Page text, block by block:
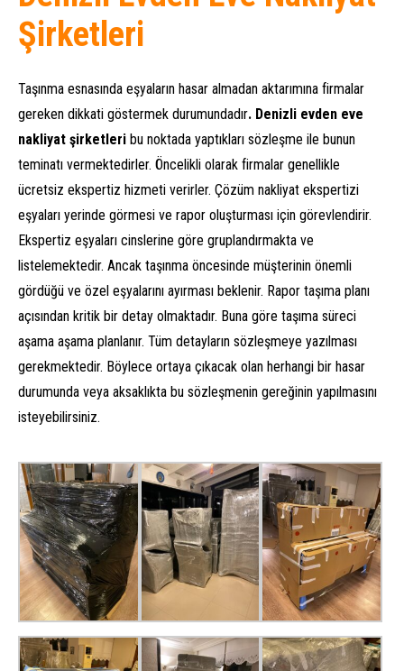
Şirketleri
Taşınma esnasında eşyaların hasar almadan aktarımına firmalar
gereken dikkati göstermek durumundadır. Denizli evden eve
nakliyat şirketleri bu noktada yaptıkları sözleşme ile bunun
teminatı vermektedirler. Öncelikli olarak firmalar genellikle
ücretsiz ekspertiz hizmeti verirler. Çözüm nakliyat ekspertizi
eşyaları yerinde görmesi ve rapor oluşturması için görevlendirir.
Ekspertiz eşyaları cinslerine göre gruplandırmakta ve
listelemektedir. Ancak taşınma öncesinde müşterinin önemli
gördüğü ve özel eşyalarını ayırması beklenir. Rapor taşıma planı
açısından kritik bir detay olmaktadır. Buna göre taşıma süreci
aşama aşama planlanır. Tüm detayların sözleşmeye yazılması
gerekmektedir. Böylece ortaya çıkacak olan herhangi bir hasar
durumunda veya aksaklıkta bu sözleşmenin gereğinin yapılmasını
isteyebilirsiniz.